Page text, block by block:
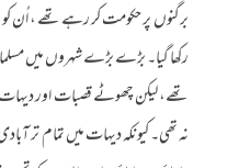
برگنوں پر حکومت کر رہے تھے ، اُن کو
رکھا گیا۔ بڑے بڑے شہروں میں
تھے، لیکن چھوٹے قصبات اور
نہ تھی۔ کیونکہ دیہات میں تمام تر